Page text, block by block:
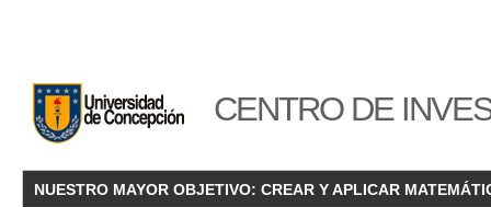
CENTRO DE
NUESTRO MAYOR OBJETIVO: CREAR Y APLICAR